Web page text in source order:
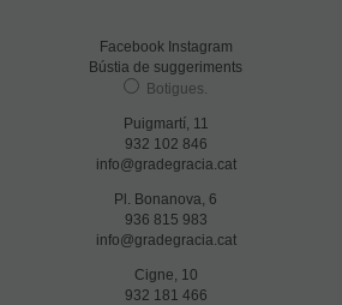
Facebook Instagram
Bústia de suggeriments
Botigues
Puigmartí, 11
932 102 846
info@gradegracia.cat
Pl. Bonanova, 6
936 815 983
info@gradegracia.cat
Cigne, 10
932 181 466